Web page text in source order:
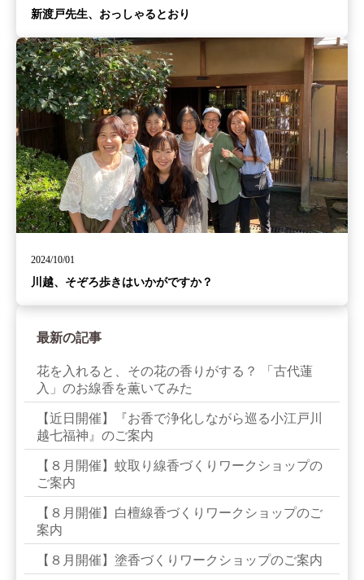
新渡戸先生、おっしゃるとおり
2024/10/01
川越、そぞろ歩きはいかがですか？
最新の記事
花を入れると、その花の香りがする？ 「古代蓮
入」のお線香を薫いてみた
【近日開催】『お香で浄化しながら巡る小江戸川
越七福神』のご案内
【８月開催】蚊取り線香づくりワークショップの
ご案内
【８月開催】白檀線香づくりワークショップのご
案内
【８月開催】塗香づくりワークショップのご案内